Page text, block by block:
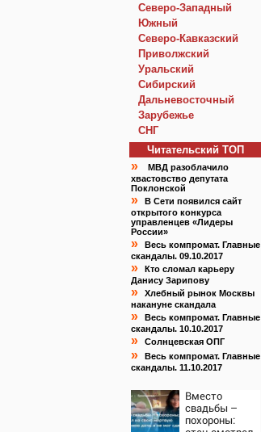
Северо-Западный
Южный
Северо-Кавказский
Приволжский
Уральский
Сибирский
Дальневосточный
Зарубежье
СНГ
Читательский TOП
»
МВД разоблачило
хвастовство депутата
Поклонской
»
В Сети появился сайт
открытого конкурса
управленцев «Лидеры
России»
»
Весь компромат. Главные
скандалы. 09.10.2017
»
Кто сломал карьеру
Данису Зарипову
»
Хлебный рынок Москвы
накануне скандала
»
Весь компромат. Главные
скандалы. 10.10.2017
» Солнцевская ОПГ
»
Весь компромат. Главные
скандалы. 11.10.2017
Вместо
свадьбы –
похороны: